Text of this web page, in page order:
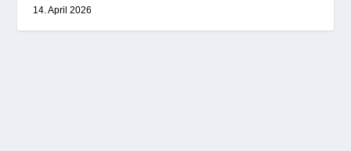
14. April 2026